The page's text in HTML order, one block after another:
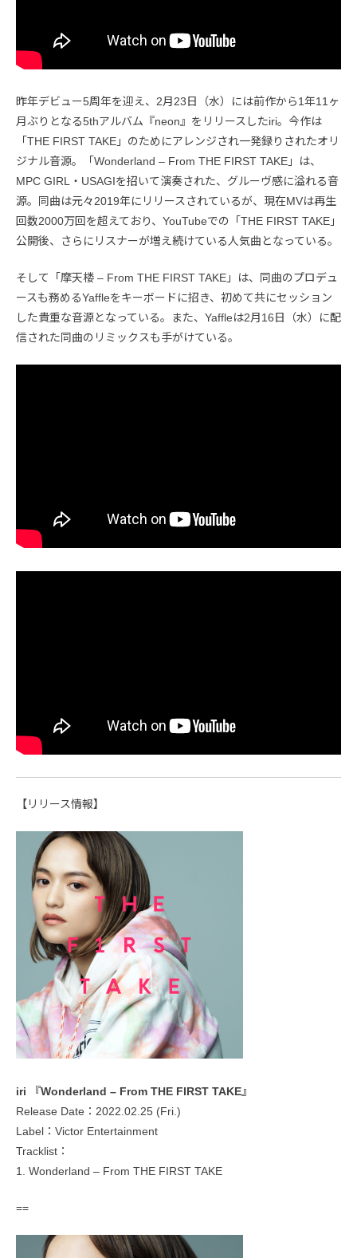
昨年デビュー5周年を迎え、2月23日（水）には前作から1年11ヶ
月ぶりとなる5thアルバム『neon』をリリースしたiri。今作は
「THE FIRST TAKE」のためにアレンジされ一発録りされたオリ
ジナル音源。「Wonderland – From THE FIRST TAKE」は、
MPC GIRL・USAGIを招いて演奏された、グルーヴ感に溢れる音
源。同曲は元々2019年にリリースされているが、現在MVは再生
回数2000万回を超えており、YouTubeでの「THE FIRST TAKE」
公開後、さらにリスナーが増え続けている人気曲となっている。
そして「摩天楼 – From THE FIRST TAKE」は、同曲のプロデュ
ースも務めるYaffleをキーボードに招き、初めて共にセッション
した貴重な音源となっている。また、Yaffleは2月16日（水）に配
信された同曲のリミックスも手がけている。
【リリース情報】
iri 『Wonderland – From THE FIRST TAKE』
Release Date：2022.02.25 (Fri.)
Label：Victor Entertainment
Tracklist：
1. Wonderland – From THE FIRST TAKE
==